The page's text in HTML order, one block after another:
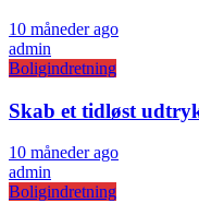
10 måneder ago
admin
Boligindretning
Skab et tidløst
10 måneder ago
admin
Boligindretning